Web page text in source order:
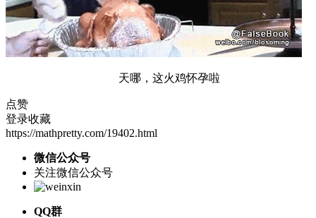
天哪，这火鸡怀孕啦
点赞
登录收藏
https://mathpretty.com/19402.html
微信公众号
关注微信公众号
QQ群